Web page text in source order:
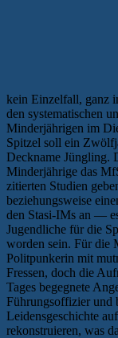
kein Einzelfall, ganz
den systematischen
Minderjährigen im
Spitzel soll ein
Deckname Jüngling.
Minderjährige das
zitierten Studien
beziehungsweise
den Stasi-IMs an —
Jugendliche für die
worden sein. Für die
Politpunkerin mit
Fressen, doch die
Tages begegnete
Führungsoffizier und
Leidensgeschichte
rekonstruieren, was